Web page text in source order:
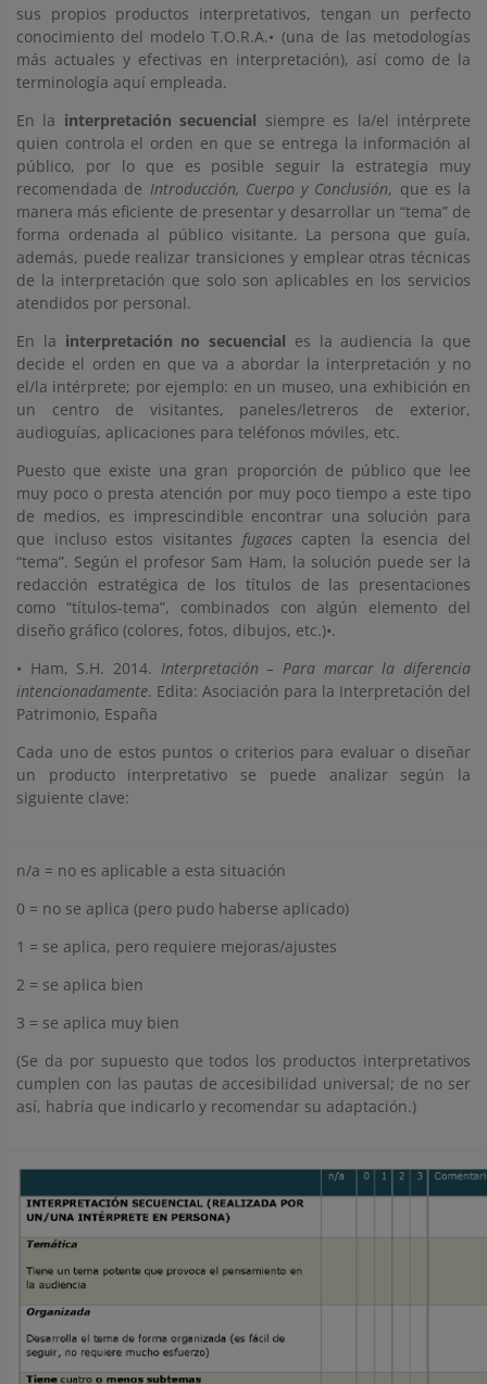
sus propios productos interpretativos, tengan un perfecto
conocimiento del modelo T.O.R.A.• (una de las metodologías
más actuales y efectivas en interpretación), así como de la
terminología aquí empleada.
En la interpretación secuencial siempre es la/el intérprete
quien controla el orden en que se entrega la información al
público, por lo que es posible seguir la estrategia muy
recomendada de Introducción, Cuerpo y Conclusión, que es la
manera más eficiente de presentar y desarrollar un “tema” de
forma ordenada al público visitante. La persona que guía,
además, puede realizar transiciones y emplear otras técnicas
de la interpretación que solo son aplicables en los servicios
atendidos por personal.
En la interpretación no secuencial es la audiencia la que
decide el orden en que va a abordar la interpretación y no
el/la intérprete; por ejemplo: en un museo, una exhibición en
un centro de visitantes, paneles/letreros de exterior,
audioguías, aplicaciones para teléfonos móviles, etc.
Puesto que existe una gran proporción de público que lee
muy poco o presta atención por muy poco tiempo a este tipo
de medios, es imprescindible encontrar una solución para
que incluso estos visitantes fugacescapten la esencia del
“tema”. Según el profesor Sam Ham, la solución puede ser la
redacción estratégica de los títulos de las presentaciones
como “títulos-tema”, combinados con algún elemento del
diseño gráfico (colores, fotos, dibujos, etc.)•.
• Ham, S.H. 2014. Interpretación – Para marcar la diferencia
intencionadamente. Edita: Asociación para la Interpretación del
Patrimonio, España
Cada uno de estos puntos o criterios para evaluar o diseñar
un producto interpretativo se puede analizar según la
siguiente clave:
n/a = no es aplicable a esta situación
0 = no se aplica (pero pudo haberse aplicado)
1 = se aplica, pero requiere mejoras/ajustes
2 = se aplica bien
3 = se aplica muy bien
(Se da por supuesto que todos los productos interpretativos
cumplen con las pautas de accesibilidad universal; de no ser
así, habría que indicarlo y recomendar su adaptación.)